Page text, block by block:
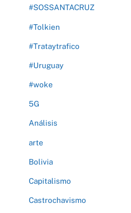
#SOSSANTACRUZ
#Tolkien
#Trataytrafico
#Uruguay
#woke
5G
Análisis
arte
Bolivia
Capitalismo
Castrochavismo